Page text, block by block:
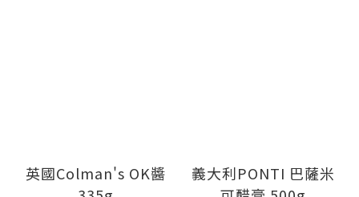
英國Colman's OK醬
義大利PONTI 巴薩米